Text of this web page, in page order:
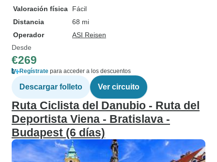
Valoración física
Fácil
Distancia
68 mi
Operador
ASI Reisen
Desde
€269
Regístrate para acceder a los descuentos
Descargar folleto Ver circuito
Ruta Ciclista del Danubio - Ruta del
Deportista Viena - Bratislava -
Budapest (6 días)